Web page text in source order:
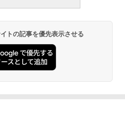
トの記事を優先表示させる